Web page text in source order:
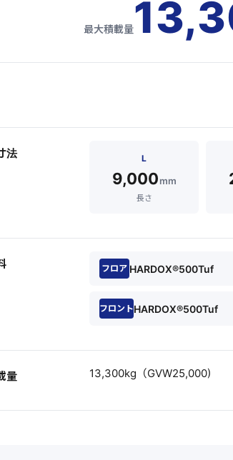
最大積載量
法 L
9,000mm
長さ
フロア HARDOX®500Tuf
フロントHARDOX®500Tuf
量 13,300kg（GVW25,000)